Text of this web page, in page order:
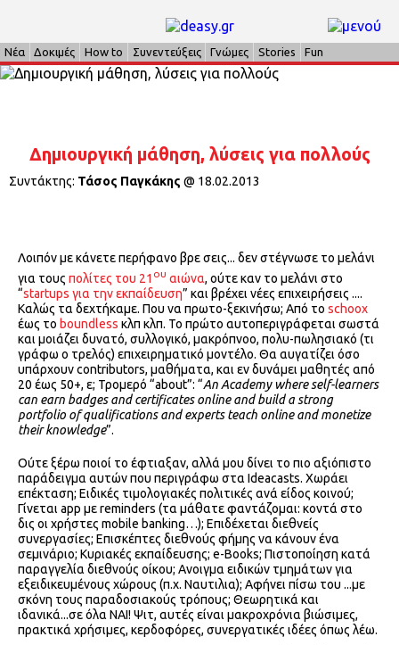
Νέα Δοκιμές How to Συνεντεύξεις Γνώμες Stories Fun
Δημιουργική μάθηση, λύσεις για πολλούς
Συντάκτης: Τάσος Παγκάκης @ 18.02.2013
Λοιπόν με κάνετε περήφανο βρε σεις... δεν στέγνωσε το μελάνι
για τους πολίτες του 21 ου αιώνα, ούτε καν το μελάνι στο
“startups για την εκπαίδευση” και βρέχει νέες επιχειρήσεις ....
Καλώς τα δεχτήκαμε. Που να πρωτο-ξεκινήσω; Από το schoox
έως το boundless κλπ κλπ. Το πρώτο αυτοπεριγράφεται σωστά
και μοιάζει δυνατό, συλλογικό, μακρόπνοο, πολυ-πωλησιακό (τι
γράφω ο τρελός) επιχειρηματικό μοντέλο. Θα αυγατίζει όσο
υπάρχουν contributors, μαθήματα, και εν δυνάμει μαθητές από
20 έως 50+, ε; Τρομερό “about”: “An Academy where self-learners
can earn badges and certificates online and build a strong
portfolio of qualifications and experts teach online and monetize
their knowledge”.
Ούτε ξέρω ποιοί το έφτιαξαν, αλλά μου δίνει το πιο αξιόπιστο
παράδειγμα αυτών που περιγράφω στα Ideacasts. Χωράει
επέκταση; Ειδικές τιμολογιακές πολιτικές ανά είδος κοινού;
Γίνεται app με reminders (τα μάθατε φαντάζομαι: κοντά στο
δις οι χρήστες mobile banking…); Επιδέχεται διεθνείς
συνεργασίες; Επισκέπτες διεθνούς φήμης να κάνουν ένα
σεμινάριο; Κυριακές εκπαίδευσης; e-Books; Πιστοποίηση κατά
παραγγελία διεθνούς οίκου; Ανοιγμα ειδικών τμημάτων για
εξειδικευμένους χώρους (π.χ. Ναυτιλια); Αφήνει πίσω του ...με
σκόνη τους παραδοσιακούς τρόπους; Θεωρητικά και
ιδανικά...σε όλα ΝΑΙ! Ψιτ, αυτές είναι μακροχρόνια βιώσιμες,
πρακτικά χρήσιμες, κερδοφόρες, συνεργατικές ιδέες όπως λέω.